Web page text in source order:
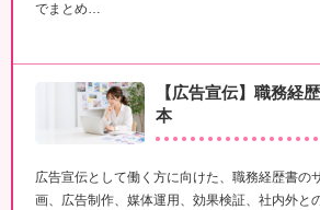
でまとめ…
【広告宣伝】職務経
本
広告宣伝として働く方に向けた、職務経歴書の
画、広告制作、媒体運用、効果検証、社内外と